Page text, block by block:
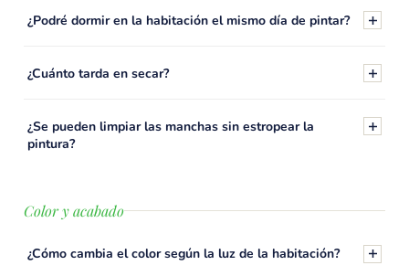
¿Podré dormir en la habitación el mismo día de pintar?
¿Cuánto tarda en secar?
¿Se pueden limpiar las manchas sin estropear la
pintura?
Color y acabado
¿Cómo cambia el color según la luz de la habitación?